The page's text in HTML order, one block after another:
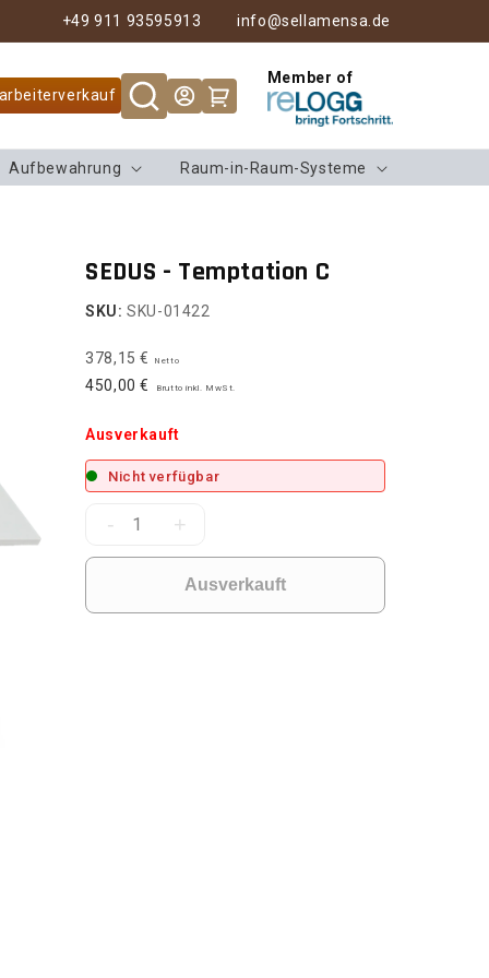
+49 911 93595913 info@sellamensa.de
Warenkorb
Member of
Aufbewahrung Raum-in-Raum-Systeme
SEDUS - Temptation C
SKU:SKU-01422
378,15 € Netto
450,00 € Brutto inkl. MwSt.
Ausverkauft
Nicht verfügbar
- +
Ausverkauft